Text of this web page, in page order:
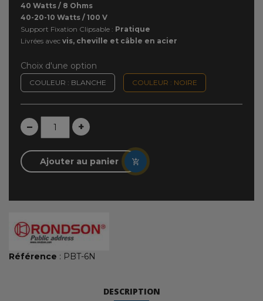
40 Watts / 8 Ohms
40-20-10 Watts / 100 V
Support Fixation Clipsable : Pratique
Livrées avec vis, cheville et câble en acier
Choix d'une option
COULEUR : BLANCHE COULEUR : NOIRE
– +
Ajouter au panier
Référence : PBT-6N
DESCRIPTION